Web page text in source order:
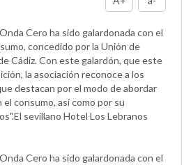
Cero ha sido galardonada con el
concedido por la Unión de
Cádiz. Con este galardón, que este
la asociación reconoce a los
destacan por el modo de abordar
consumo, así como por su
sevillano Hotel Los Lebranos
Cero ha sido galardonada con el